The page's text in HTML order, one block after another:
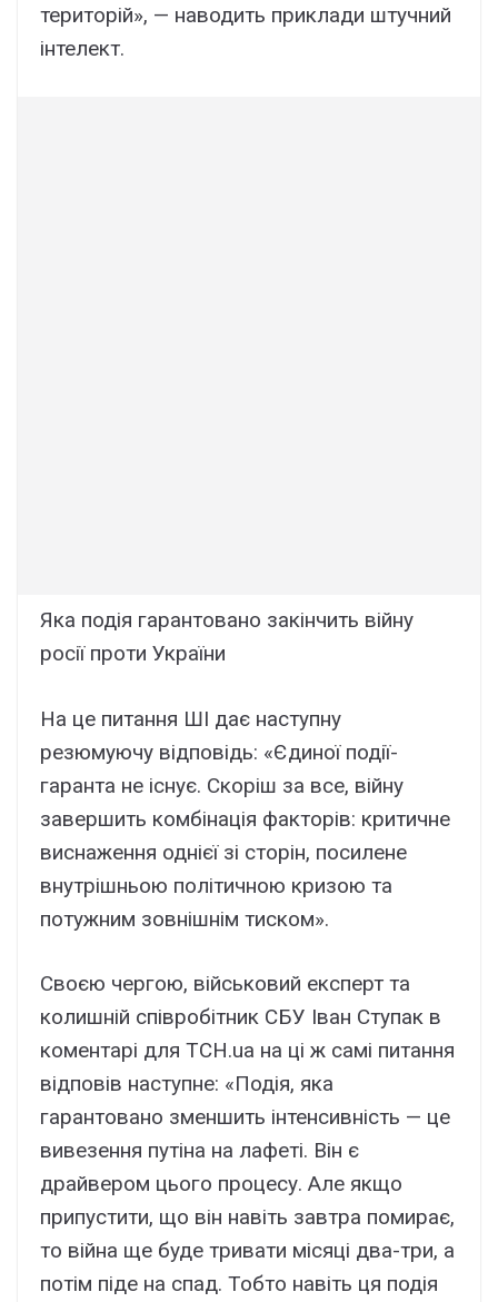
територій», — наводить приклади штучний
інтелект.
Яка подія гарантовано закінчить війну
росії проти України
На це питання ШІ дає наступну
резюмуючу відповідь: «Єдиної події-
гаранта не існує. Скоріш за все, війну
завершить комбінація факторів: критичне
виснаження однієї зі сторін, посилене
внутрішньою політичною кризою та
потужним зовнішнім тиском».
Своєю чергою, військовий експерт та
колишній співробітник СБУ Іван Ступак в
коментарі для ТСН.ua на ці ж самі питання
відповів наступне: «Подія, яка
гарантовано зменшить інтенсивність — це
вивезення путіна на лафеті. Він є
драйвером цього процесу. Але якщо
припустити, що він навіть завтра помирає,
то війна ще буде тривати місяці два-три, а
потім піде на спад. Тобто навіть ця подія